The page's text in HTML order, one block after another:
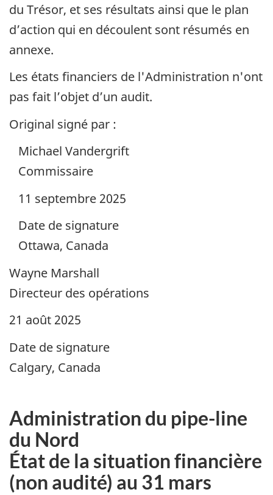
du Trésor, et ses résultats ainsi que le plan
d’action qui en découlent sont résumés en
annexe.
Les états financiers de l'Administration n'ont
pas fait l’objet d’un audit.
Original signé par :
Michael Vandergrift
Commissaire
11 septembre 2025
Date de signature
Ottawa, Canada
Wayne Marshall
Directeur des opérations
21 août 2025
Date de signature
Calgary, Canada
Administration du pipe-line
du Nord
État de la situation financière
(non audité) au 31 mars